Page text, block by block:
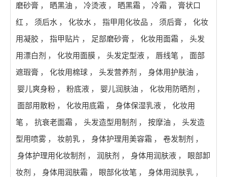
磨砂膏 ， 晒黑油 ， 冷烫液 ， 晒黑霜 ， 冷霜 ，
膏状口
红 ， 须后水 ， 化妆水 ， 指甲用化妆品 ， 须后膏 ，
化妆
用凝胶 ， 指甲贴片 ， 足部磨砂膏 ， 化妆用面霜 ，
头发
用漂白剂 ， 化妆用面膜 ， 头发定型液 ， 唇线笔 ，
面部
遮瑕膏 ， 化妆用棉球 ， 头发营养剂 ， 身体用护肤油 ，
婴儿爽身粉 ， 粉底液 ， 婴儿润肤油 ， 化妆用防晒剂 ，
面部用散粉 ， 化妆用底霜 ， 身体保湿乳液 ，
化妆用
笔 ， 抗衰老面霜 ， 头发造型用制剂 ， 按摩油 ，
头发造
型用喷雾 ， 妆前乳 ， 身体护理用美容霜 ， 卷发制剂 ，
身体护理用化妆制剂 ， 润肤剂 ， 身体用润肤液 ，
眼部卸
妆剂 ， 身体用润肤霜 ， 眼部化妆笔 ， 身体用润肤乳 ，